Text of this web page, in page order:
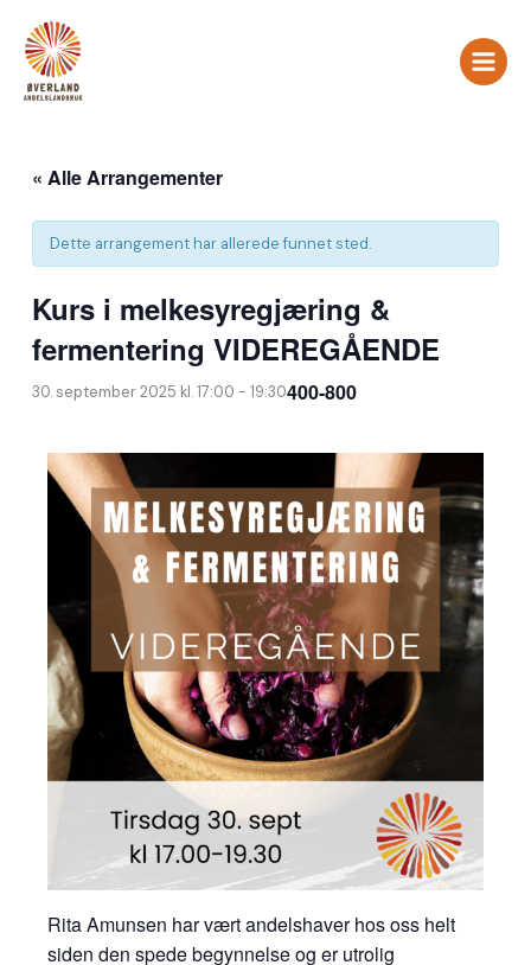
innholdet
« Alle Arrangementer
Dette arrangement har allerede funnet sted.
Kurs i melkesyregjæring &
fermentering VIDEREGÅENDE
30. september 2025 kl. 17:00 - 19:30400-800
Rita Amunsen har vært andelshaver hos oss helt
siden den spede begynnelse og er utrolig